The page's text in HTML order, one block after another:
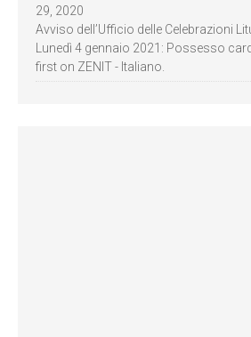
29, 2020
Avviso dell’Ufficio delle Celebrazioni
Lunedì 4 gennaio 2021: Possesso
first on ZENIT - Italiano.